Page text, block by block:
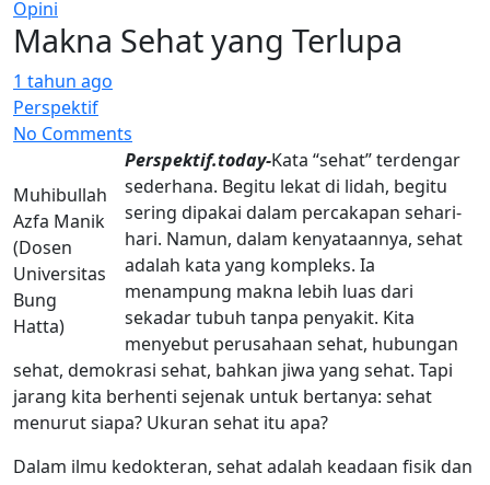
Opini
Makna Sehat yang Terlupa
1 tahun ago
Perspektif
No Comments
Muhibullah
Azfa Manik
(Dosen
Universitas
Bung
Hatta)
Perspektif.today-Kata “sehat” terdengar
sederhana. Begitu lekat di lidah, begitu
sering dipakai dalam percakapan sehari-
hari. Namun, dalam kenyataannya, sehat
adalah kata yang kompleks. Ia
menampung makna lebih luas dari
sekadar tubuh tanpa penyakit. Kita
menyebut perusahaan sehat, hubungan
sehat, demokrasi sehat, bahkan jiwa yang sehat. Tapi
jarang kita berhenti sejenak untuk bertanya: sehat
menurut siapa? Ukuran sehat itu apa?
Dalam ilmu kedokteran, sehat adalah keadaan fisik dan